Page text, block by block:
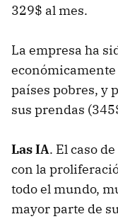
329$ al mes.
La empresa ha
países pobres, y
sus prendas
Las IA. El caso
con la
todo el mundo,
mayor parte de